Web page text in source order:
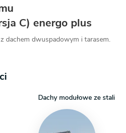
C) energo plus
dachem dwuspadowym i tarasem.
Dachy modułowe ze stali